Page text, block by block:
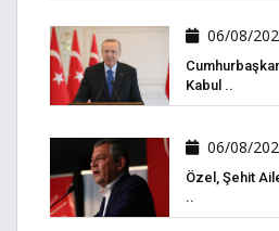
06/08/
Kabul ..
06/08/
Özel, Şehit
..